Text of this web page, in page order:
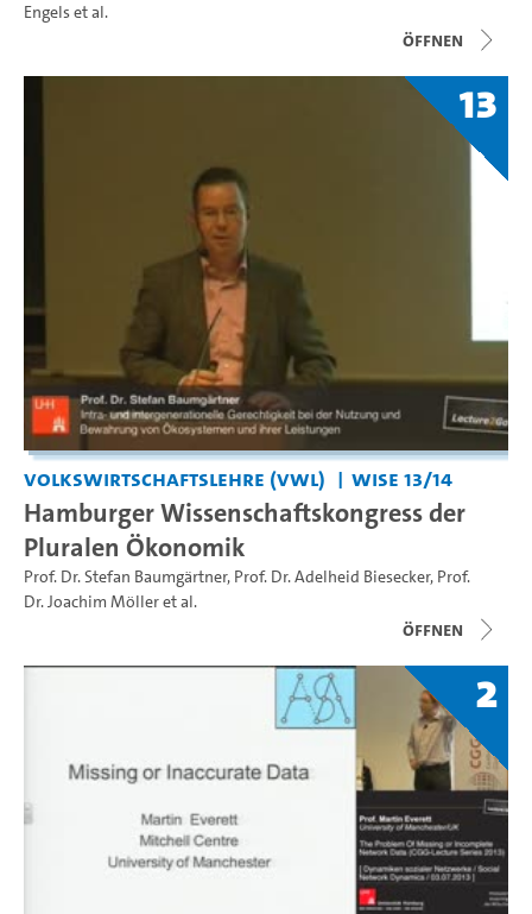
Engelset al.
Öffnen
13
Volkswirtschaftslehre (VWL) WiSe 13/14
Hamburger Wissenschaftskongress der
Pluralen Ökonomik
Prof. Dr. Stefan Baumgärtner, Prof. Dr. Adelheid Biesecker, Prof.
Dr. Joachim Mölleret al.
Öffnen
2